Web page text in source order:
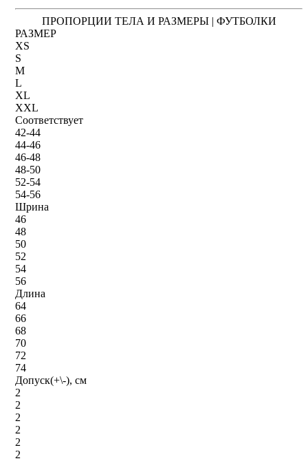
ПРОПОРЦИИ ТЕЛА И РАЗМЕРЫ | ФУТБОЛКИ
РАЗМЕР
XS
S
M
L
XL
XXL
Соответствует
42-44
44-46
46-48
48-50
52-54
54-56
Шрина
46
48
50
52
54
56
Длина
64
66
68
70
72
74
Допуск(+\-), см
2
2
2
2
2
2